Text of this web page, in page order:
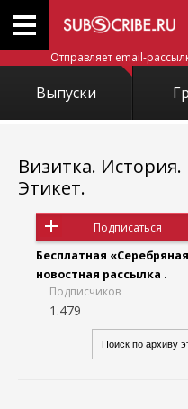
Отправляет email-
Выпуски
Визитка.
Этикет.
Подписаться
Бесплатная
новостная рассылка .
Подписчиков
1.479